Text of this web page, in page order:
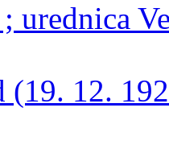
urednica
(19. 12.